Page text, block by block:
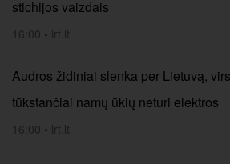
stichijos vaizdais
16:00 • lrt.lt
Audros židiniai slenka per Lietuvą,
tūkstančiai namų ūkių neturi elektros
16:00 • lrt.lt